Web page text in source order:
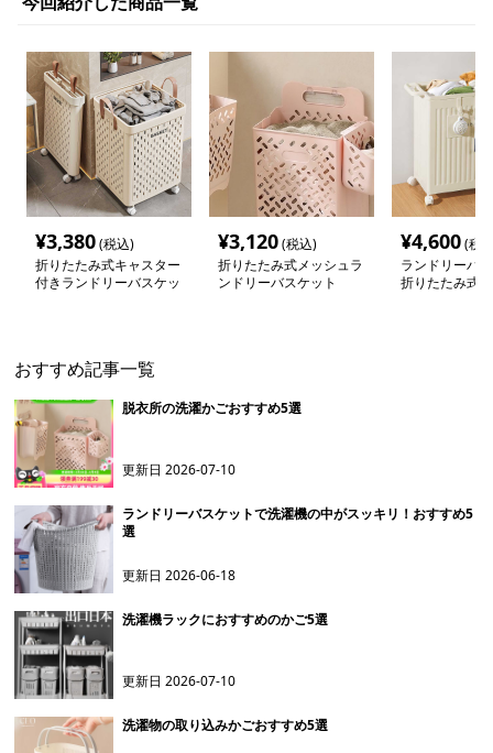
¥3,380(税込)
折りたたみ式キャスター
付きランドリーバスケッ
¥3,120(税込)
折りたたみ式メッシュラ
ンドリーバスケット
¥4,600(税
ランドリーバ
折りたたみ式
おすすめ記事一覧
脱衣所の洗濯かごおすすめ5選
更新日2026-07-10
ランドリーバスケットで洗濯機の中がスッキリ！おすすめ5
選
更新日2026-06-18
洗濯機ラックにおすすめのかご5選
更新日2026-07-10
洗濯物の取り込みかごおすすめ5選